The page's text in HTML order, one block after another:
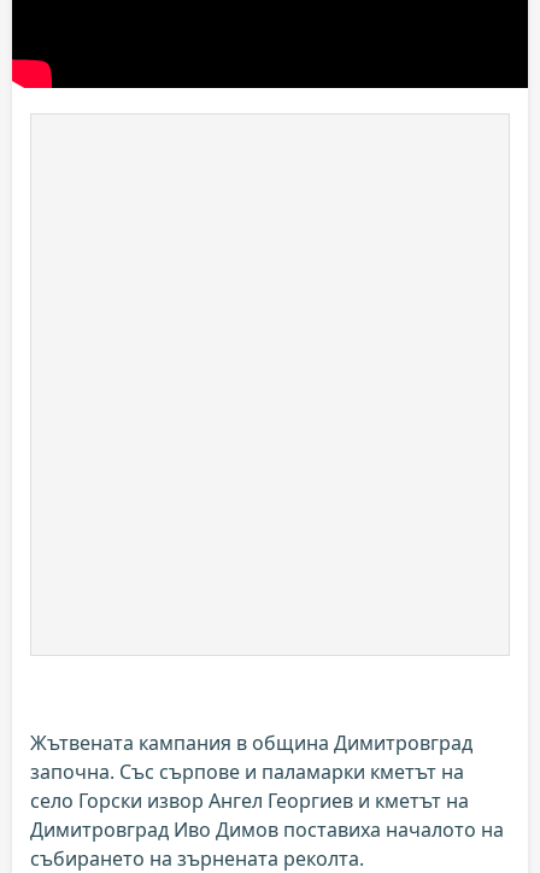
Жътвената кампания в община Димитровград
започна. Със сърпове и паламарки кметът на
село Горски извор Ангел Георгиев и кметът на
Димитровград Иво Димов поставиха началото на
събирането на зърнената реколта.